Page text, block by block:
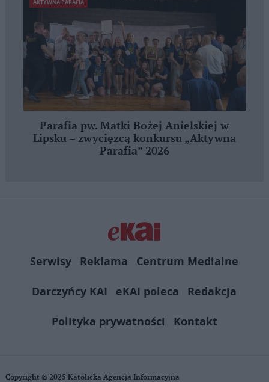
AKTYWNA PARAFIA
Parafia pw. Matki Bożej Anielskiej w
Lipsku – zwycięzcą konkursu „Aktywna
Parafia” 2026
Serwisy Reklama
Centrum Medialne
Darczyńcy KAI
eKAI poleca
Redakcja
Polityka prywatności
Kontakt
Copyright © 2025 Katolicka Agencja Informacyjna